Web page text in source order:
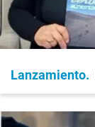
Lanzamiento